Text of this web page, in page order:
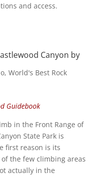
and access.
Canyon by
, World's Best Rock
Guidebook
in the Front Range of
State Park is
first reason is its
the few climbing areas
actually in the